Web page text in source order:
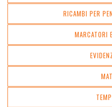
RICAMBI PER
MARCATORI